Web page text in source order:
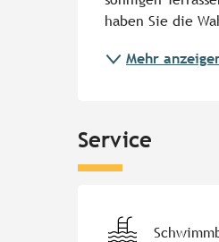
haben Sie die
Mehr
Service